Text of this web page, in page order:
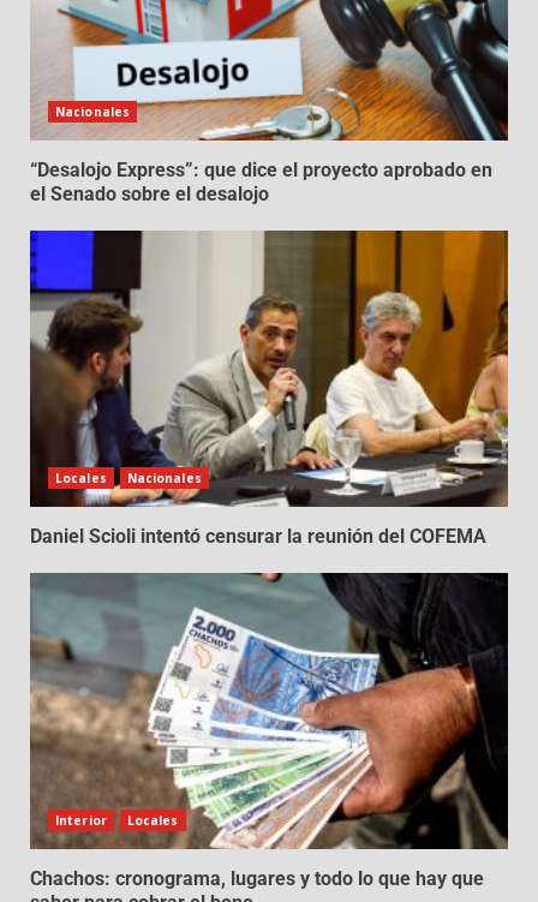
Nacionales
“Desalojo Express”: que dice el proyecto aprobado en
el Senado sobre el desalojo
Locales Nacionales
Daniel Scioli intentó censurar la reunión del COFEMA
Interior Locales
Chachos: cronograma, lugares y todo lo que hay que